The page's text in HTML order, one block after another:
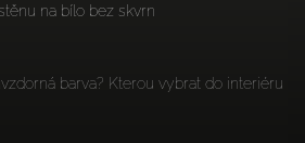
na bílo bez skvrn
barva? Kterou vybrat do interiéru